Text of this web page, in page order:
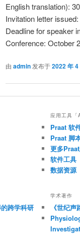
English translation):
Invitation letter
Deadline for speaker
Conference: October
由 admin 发布于2022 年 4
跨学科研
应用工具「
Praat 软
Praat 脚
更多
软件工具
数据资源
学术著作
《世纪声